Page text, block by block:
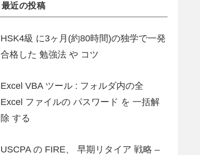
最近の投稿
HSK4級 に3ヶ月(約80時間)の独学で一発
合格した 勉強法 や コツ
Excel VBA ツール : フォルダ内の全
Excel ファイルの パスワード を 一括解
除 する
USCPA の FIRE、 早期リタイア 戦略 –